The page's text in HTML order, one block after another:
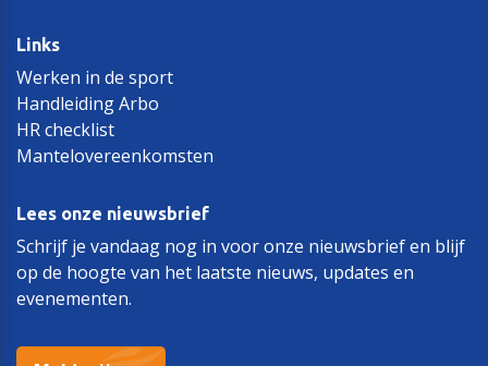
Links
Werken in de sport
Handleiding Arbo
HR checklist
Mantelovereenkomsten
Lees onze nieuwsbrief
Schrijf je vandaag nog in voor onze nieuwsbrief en blijf
op de hoogte van het laatste nieuws, updates en
evenementen.